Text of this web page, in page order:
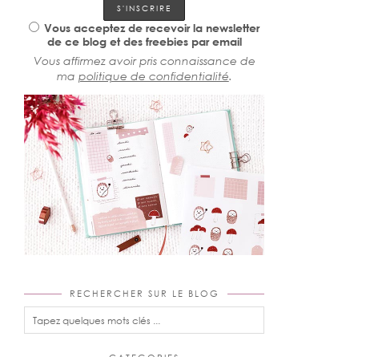
Vous acceptez de recevoir la newsletter
de ce blog et des freebies par email
Vous affirmez avoir pris connaissance de
ma politique de confidentialité.
RECHERCHER SUR LE BLOG